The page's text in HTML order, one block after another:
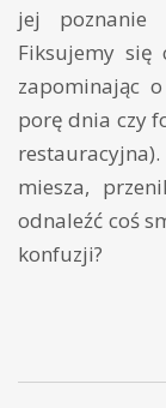
jej poznanie
Fiksujemy się
zapominając
porę dnia czy
miesza,
odnaleźć coś
konfuzji?